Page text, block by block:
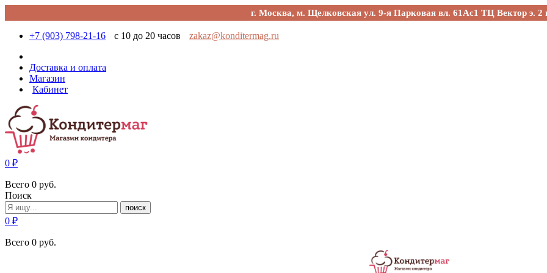
г. Москва, м. Щелковская ул. 9-я Парковая вл. 61Ас1 ТЦ Вектор э. 2
+7 (903) 798-21-16 с 10 до 20 часов zakaz@konditermag.ru
Доставка и оплата
Магазин
Кабинет
0 ₽
Всего 0 руб.
Поиск
поиск
0 ₽
Всего 0 руб.